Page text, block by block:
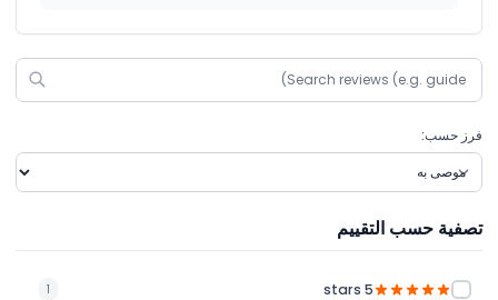
فرز حسب:
تصفية حسب التقييم
5 stars
1